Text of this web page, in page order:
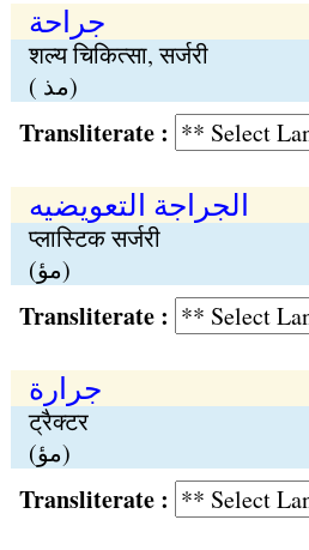
جراحة
शल्य चिकित्सा, सर्जरी
( مذ)
Transliterate :
الجراجة التعویضیه
प्लास्टिक सर्जरी
(مؤ)
Transliterate :
جرارة
ट्रैक्टर
(مؤ)
Transliterate :